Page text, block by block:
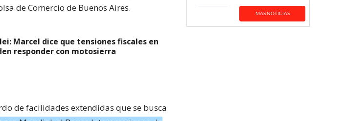
de Comercio de Buenos Aires.
Marcel dice que tensiones fiscales en
responder con motosierra
de facilidades extendidas que se busca
MÁS NOTICIAS